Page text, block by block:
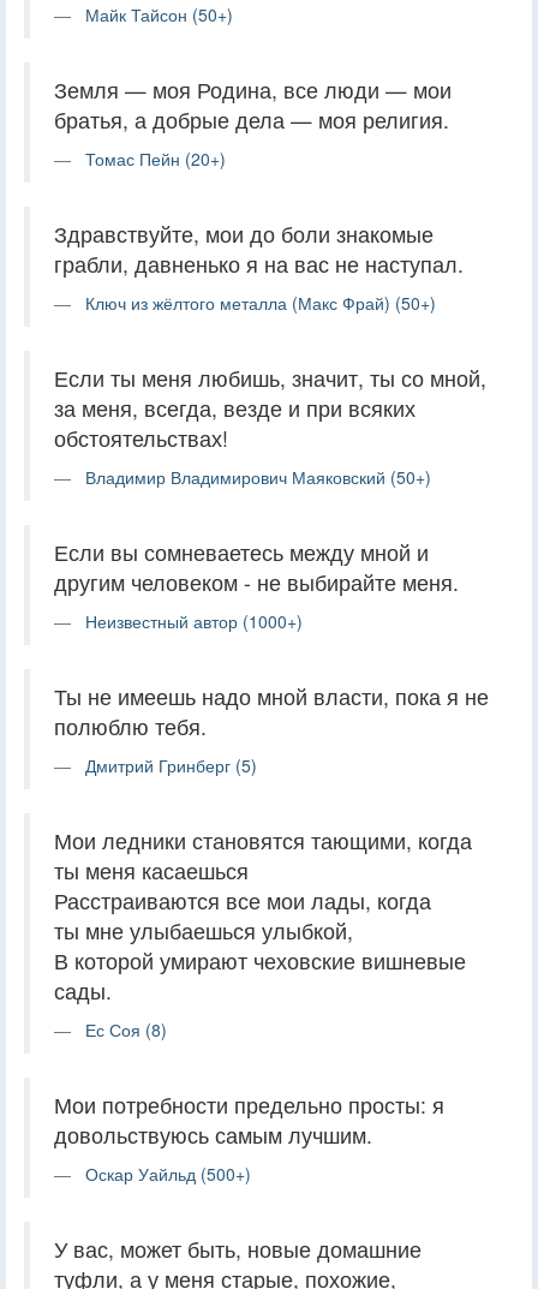
Майк Тайсон (50+)
Земля — моя Родина, все люди — мои
братья, а добрые дела — моя религия.
Томас Пейн (20+)
Здравствуйте, мои до боли знакомые
грабли, давненько я на вас не наступал.
Ключ из жёлтого металла (Макс Фрай) (50+)
Если ты меня любишь, значит, ты со мной,
за меня, всегда, везде и при всяких
обстоятельствах!
Владимир Владимирович Маяковский (50+)
Если вы сомневаетесь между мной и
другим человеком - не выбирайте меня.
Неизвестный автор (1000+)
Ты не имеешь надо мной власти, пока я не
полюблю тебя.
Дмитрий Гринберг (5)
Мои ледники становятся тающими, когда
ты меня касаешься
Расстраиваются все мои лады, когда
ты мне улыбаешься улыбкой,
В которой умирают чеховские вишневые
сады.
Ес Соя (8)
Мои потребности предельно просты: я
довольствуюсь самым лучшим.
Оскар Уайльд (500+)
У вас, может быть, новые домашние
туфли, а у меня старые, похожие,